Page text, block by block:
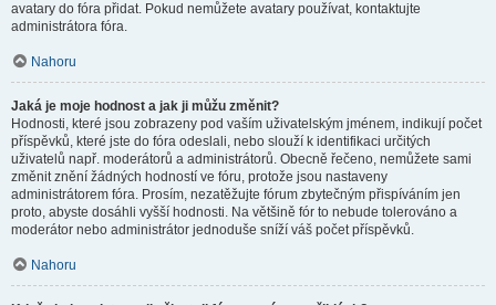
avatary do fóra přidat. Pokud nemůžete avatary používat, kontaktujte
administrátora fóra.
Nahoru
Jaká je moje hodnost a jak ji můžu změnit?
Hodnosti, které jsou zobrazeny pod vaším uživatelským jménem, indikují počet
příspěvků, které jste do fóra odeslali, nebo slouží k identifikaci určitých
uživatelů např. moderátorů a administrátorů. Obecně řečeno, nemůžete sami
změnit znění žádných hodností ve fóru, protože jsou nastaveny
administrátorem fóra. Prosím, nezatěžujte fórum zbytečným přispíváním jen
proto, abyste dosáhli vyšší hodnosti. Na většině fór to nebude tolerováno a
moderátor nebo administrátor jednoduše sníží váš počet příspěvků.
Nahoru